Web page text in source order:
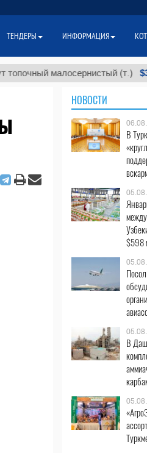
малосернистый (т.) $300
НОВОСТИ
В
$598
В
ТЕНДЕРЫ ИНФОРМАЦИЯ